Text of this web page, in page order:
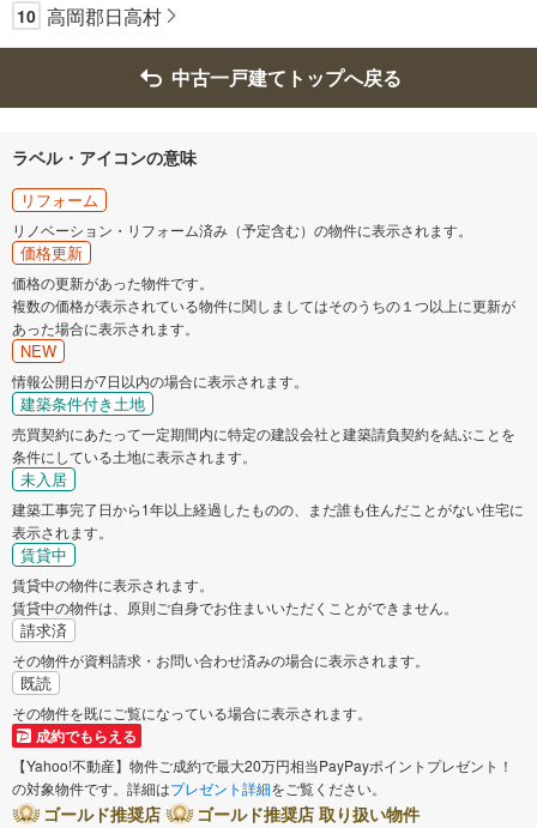
10 高岡郡日高村
中古一戸建てトップへ戻る
ラベル・アイコンの意味
リフォーム
リノベーション・リフォーム済み（予定含む）の物件に表示されます。
価格更新
価格の更新があった物件です。
複数の価格が表示されている物件に関しましてはそのうちの１つ以上に更新が
あった場合に表示されます。
NEW
情報公開日が7日以内の場合に表示されます。
建築条件付き土地
売買契約にあたって一定期間内に特定の建設会社と建築請負契約を結ぶことを
条件にしている土地に表示されます。
未入居
建築工事完了日から1年以上経過したものの、まだ誰も住んだことがない住宅に
表示されます。
賃貸中
賃貸中の物件に表示されます。
賃貸中の物件は、原則ご自身でお住まいいただくことができません。
請求済
その物件が資料請求・お問い合わせ済みの場合に表示されます。
既読
その物件を既にご覧になっている場合に表示されます。
成約でもらえる
【Yahoo!不動産】物件ご成約で最大20万円相当PayPayポイントプレゼント！
の対象物件です。詳細はプレゼント詳細をご覧ください。
ゴールド推奨店
ゴールド推奨店 取り扱い物件